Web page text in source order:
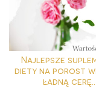
Najlepsze
diety na porost
ładną cerę...